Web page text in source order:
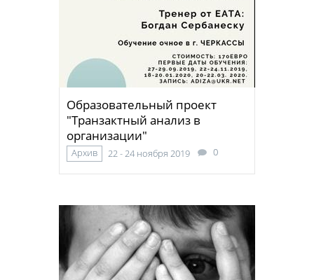
Образовательный проект
"Транзактный анализ в
организации"
Архив 22 - 24 ноября 2019 0